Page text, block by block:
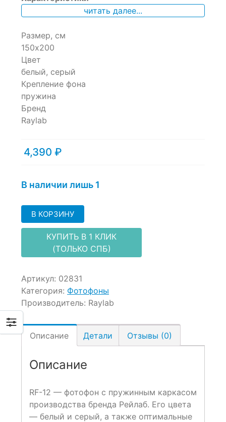
of
based
customer
ratings
читать далее...
Размер, см
150х200
Цвет
белый, серый
Крепление фона
пружина
Бренд
Raylab
4,390 ₽
В наличии лишь 1
В КОРЗИНУ
КУПИТЬ В 1 КЛИК
(ТОЛЬКО СПБ)
Артикул: 02831
Категория: Фотофоны
Производитель: Raylab
Описание Детали Отзывы (0)
Описание
RF-12 — фотофон с пружинным каркасом
производства бренда Рейлаб. Его цвета
— белый и серый, а также оптимальные